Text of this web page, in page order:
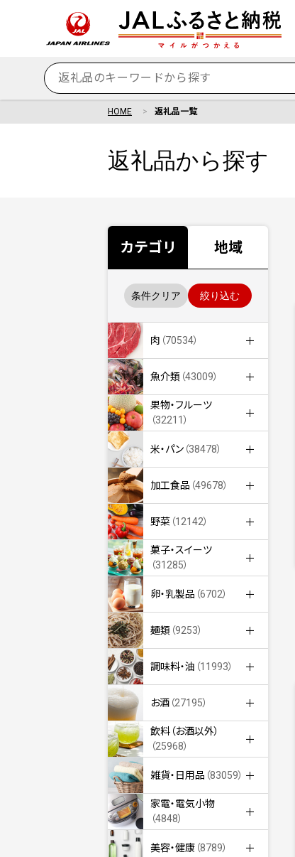
HOME 返礼品一覧
返礼品から探す
カテゴリ 地域
条件クリア 絞り込む
肉 （70534）
魚介類 （43009）
果物・フルーツ
（32211）
米・パン （38478）
加工食品 （49678）
野菜 （12142）
菓子・スイーツ
（31285）
卵・乳製品 （6702）
麺類 （9253）
調味料・油 （11993）
お酒 （27195）
飲料（お酒以外）
（25968）
雑貨・日用品 （83059）
家電・電気小物
（4848）
美容・健康 （8789）